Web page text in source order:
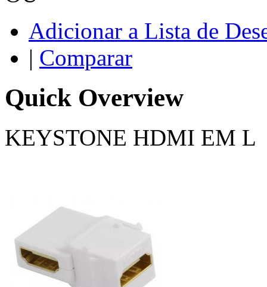
Adicionar a Lista de
| Comparar
Quick Overview
KEYSTONE HDMI EM L